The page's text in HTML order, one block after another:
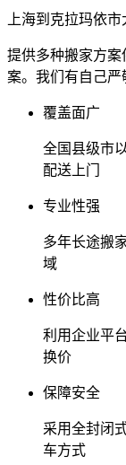
上海到克拉玛依
提供多种搬家方
案。我们有自己
覆盖面广
全国县级市
配送上门
专业性强
多年长途搬
域
性价比高
利用企业平
换价
保障安全
采用全封闭
车方式